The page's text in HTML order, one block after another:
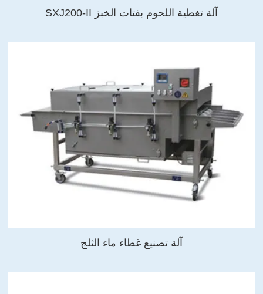
آلة تغطية اللحوم بفتات الخبز SXJ200-II
آلة تصنيع غطاء ماء الثلج